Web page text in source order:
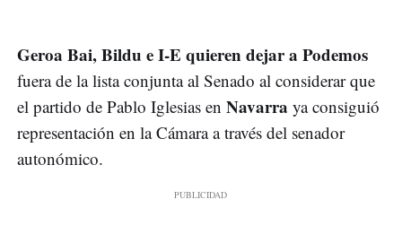
Geroa Bai, Bildu e I-E quieren dejar a Podemos
fuera de la lista conjunta al Senado al considerar que
el partido de Pablo Iglesias en Navarra ya consiguió
representación en la Cámara a través del senador
autonómico.